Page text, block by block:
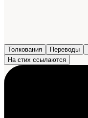
Толкования Переводы
На стих ссылаются